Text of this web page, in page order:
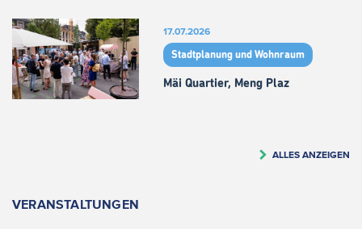
17.07.2026
Stadtplanung und Wohnraum
Mäi Quartier, Meng Plaz
ALLES ANZEIGEN
VERANSTALTUNGEN